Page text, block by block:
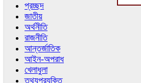
প্রচ্ছদ
জাতীয়
অর্থনীতি
রাজনীতি
আন্তর্জাতিক
আইন-অপরাধ
খেলাধুলা
তথ্যপ্রযুক্তি